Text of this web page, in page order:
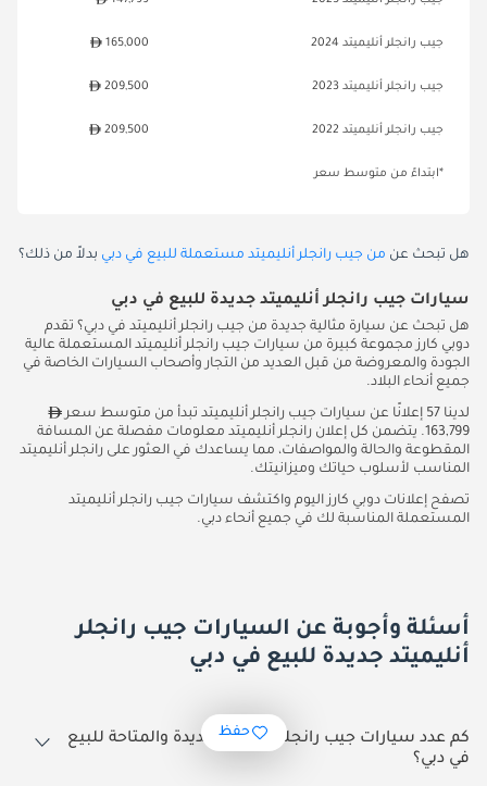
جيب رانجلر أنليميتد 2024 165,000
جيب رانجلر أنليميتد 2023 209,500
جيب رانجلر أنليميتد 2022 209,500
*ابتداءً من متوسط سعر
هل تبحث عن من جيب رانجلر أنليميتد مستعملة للبيع في دبي بدلاً من ذلك؟
سيارات جيب رانجلر أنليميتد جديدة للبيع في دبي
هل تبحث عن سيارة مثالية جديدة من جيب رانجلر أنليميتد في دبي؟ تقدم
دوبي كارز مجموعة كبيرة من سيارات جيب رانجلر أنليميتد المستعملة عالية
الجودة والمعروضة من قبل العديد من التجار وأصحاب السيارات الخاصة في
جميع أنحاء البلاد.
لدينا 57 إعلانًا عن سيارات جيب رانجلر أنليميتد تبدأ من متوسط سعر
163,799. يتضمن كل إعلان رانجلر أنليميتد معلومات مفصلة عن المسافة
المقطوعة والحالة والمواصفات، مما يساعدك في العثور على رانجلر أنليميتد
المناسب لأسلوب حياتك وميزانيتك.
تصفح إعلانات دوبي كارز اليوم واكتشف سيارات جيب رانجلر أنليميتد
المستعملة المناسبة لك في جميع أنحاء دبي.
أسئلة وأجوبة عن السيارات جيب رانجلر
أنليميتد جديدة للبيع في دبي
كم عدد سيارات جيب رانجلر أنليميتد جديدة والمتاحة للبيع
في دبي؟
حفظ